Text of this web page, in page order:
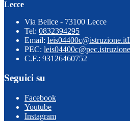
Lecce
Via Belice - 73100 Lecce
Tel: 0832394295
Email: leis04400c@istruzione.it
PEC:
C.F.: 93126460752
Seguici su
Facebook
Youtube
Instagram